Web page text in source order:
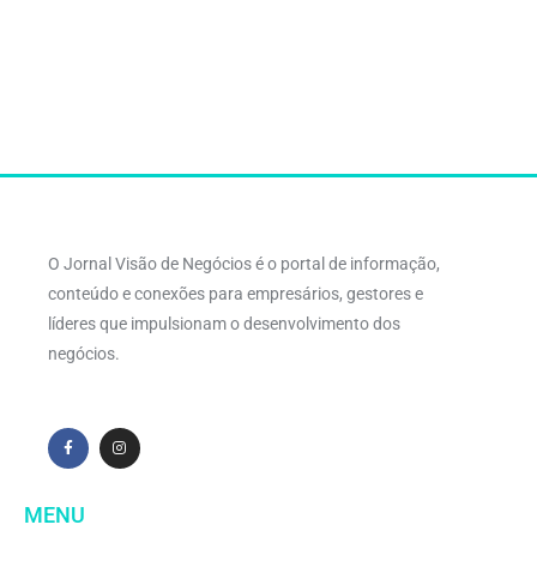
O Jornal Visão de Negócios é o portal de informação,
conteúdo e conexões para empresários, gestores e
líderes que impulsionam o desenvolvimento dos
negócios.
MENU